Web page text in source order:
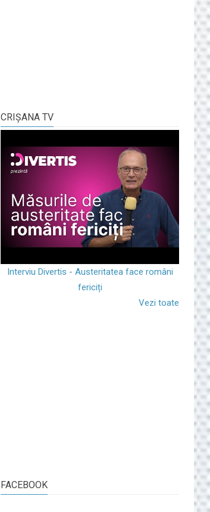
CRIŞANA TV
Interviu Divertis - Austeritatea face români
fericiți
Vezi toate
FACEBOOK